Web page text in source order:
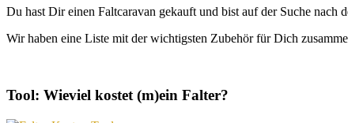
Du hast Dir einen Faltcaravan gekauft und bist auf der Suche nach
Wir haben eine Liste mit der wichtigsten Zubehör für Dich
Tool: Wieviel kostet (m)ein Falter?